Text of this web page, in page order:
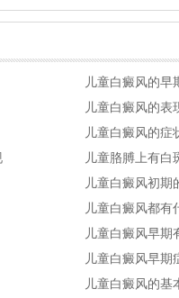
儿童白癜风的早
儿童白癜风的表
儿童白癜风的症
儿童胳膊上有白
儿童白癜风初期
儿童白癜风都有
儿童白癜风早期
儿童白癜风早期
儿童白癜风的基